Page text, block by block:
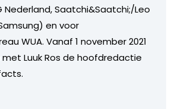
Nederland, Saatchi&Saatchi;/Leo
en voor
WUA. Vanaf 1 november 2021
Luuk Ros de hoofdredactie